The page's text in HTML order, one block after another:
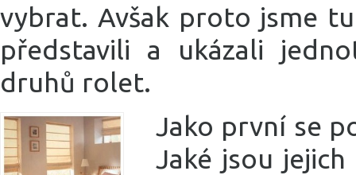
vybrat. Avšak proto jsme
představili a ukázali
druhů rolet.
Jako první se
Jaké jsou